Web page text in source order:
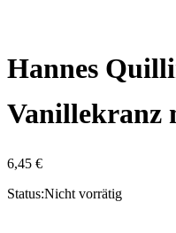
Hannes
Vanillekranz
6,45 €
Status:Nicht vorrätig